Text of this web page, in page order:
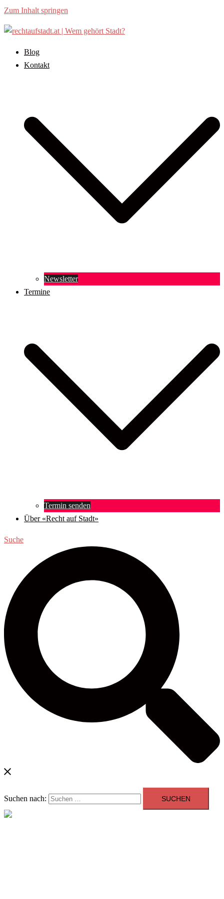
Zum Inhalt springen
Blog
Kontakt
Newsletter
Termine
Termin senden
Über «Recht auf Stadt»
Suche
Suchen nach: